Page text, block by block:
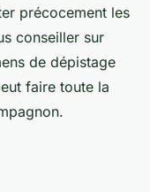
précocement les
conseiller sur
de dépistage
faire toute la